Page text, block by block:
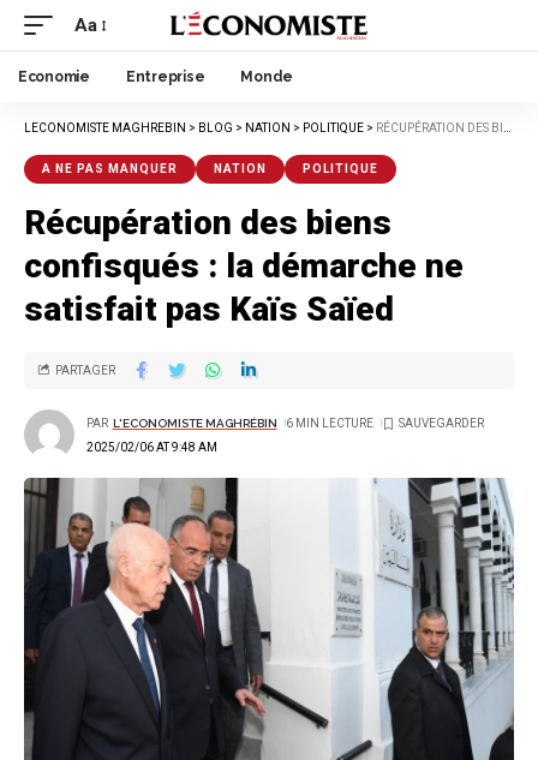
Aa
Economie Entreprise Monde
LECONOMISTE MAGHREBIN > BLOG > NATION > POLITIQUE > RÉCUPÉRATION DES BIENS CONFISQUÉS : LA DÉMARCHE NE SATISFAIT PAS KAÏS SAÏED
A NE PAS MANQUER NATION POLITIQUE
Récupération des biens
confisqués : la démarche ne
satisfait pas Kaïs Saïed
2025/02/06 AT 9:48 AM
PAR L'ECONOMISTE MAGHRÉBIN 6 MIN LECTURE
PARTAGER